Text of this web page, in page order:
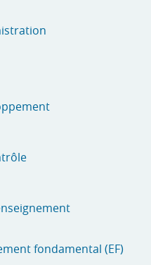
fondamental (EF)